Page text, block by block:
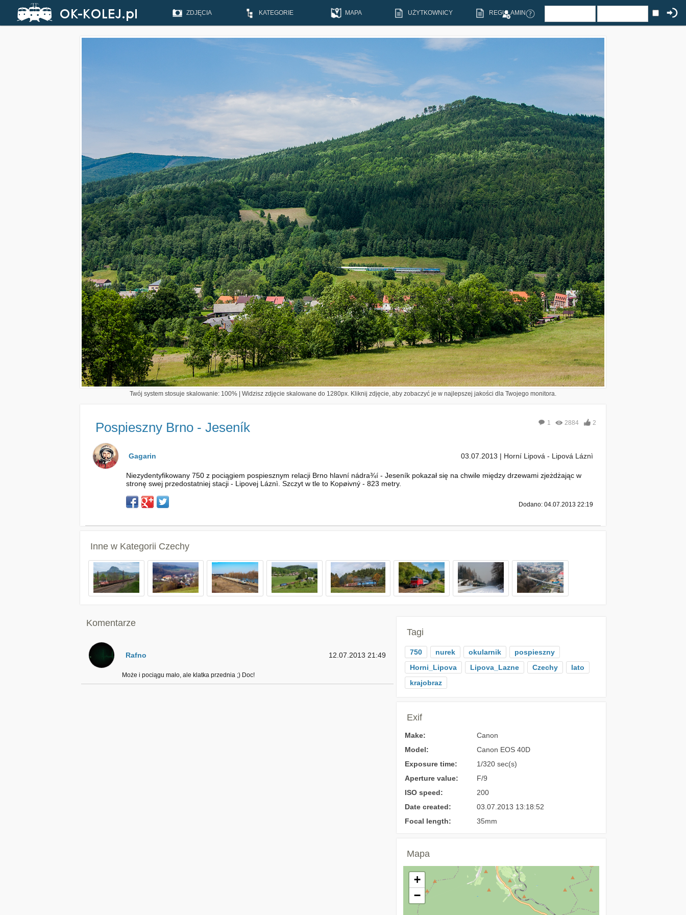
ZDJĘCIA KATEGORIE MAPA UŻYTKOWNICY REGULAMIN
Twój system stosuje skalowanie: 100% | Widzisz zdjęcie skalowane do 1280px. Kliknij zdjęcie, aby zobaczyć je w najlepszej jakości dla Twojego monitora.
Pospieszny Brno - Jeseník 1 2884 2
Gagarin 03.07.2013 | Horní Lipová - Lipová Láznì
Niezydentyfikowany 750 z pociągiem pospiesznym relacji Brno hlavní nádra¾í - Jeseník pokazał się na chwile między drzewami zjeżdżając w
stronę swej przedostatniej stacji - Lipovej Láznì. Szczyt w tle to Kopøivný - 823 metry.
Dodano: 04.07.2013 22:19
Inne w Kategorii Czechy
Komentarze
Rafno 12.07.2013 21:49
Może i pociągu mało, ale klatka przednia ;) Doc!
Tagi
750 nurek okularnik
pospieszny
Horni_Lipova
Lipova_Lazne Czechy
lato
krajobraz
Exif
Make:
Canon
Model:
Canon EOS 40D
Exposure time:
1/320 sec(s)
Aperture value:
F/9
ISO speed:
200
Date created:
03.07.2013 13:18:52
Focal length:
35mm
Mapa
+
−